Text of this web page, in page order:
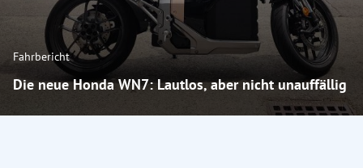
Fahrbericht
Die neue Honda WN7: Lautlos, aber nicht unauffällig